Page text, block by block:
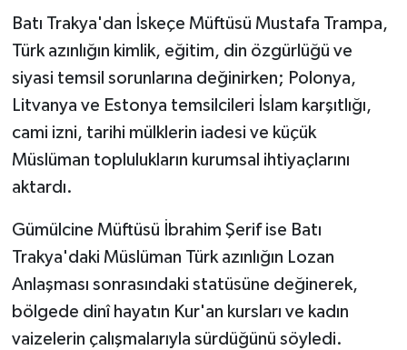
Batı Trakya'dan İskeçe Müftüsü Mustafa Trampa,
Türk azınlığın kimlik, eğitim, din özgürlüğü ve
siyasi temsil sorunlarına değinirken; Polonya,
Litvanya ve Estonya temsilcileri İslam karşıtlığı,
cami izni, tarihi mülklerin iadesi ve küçük
Müslüman toplulukların kurumsal ihtiyaçlarını
aktardı.
Gümülcine Müftüsü İbrahim Şerif ise Batı
Trakya'daki Müslüman Türk azınlığın Lozan
Anlaşması sonrasındaki statüsüne değinerek,
bölgede dinî hayatın Kur'an kursları ve kadın
vaizelerin çalışmalarıyla sürdüğünü söyledi.